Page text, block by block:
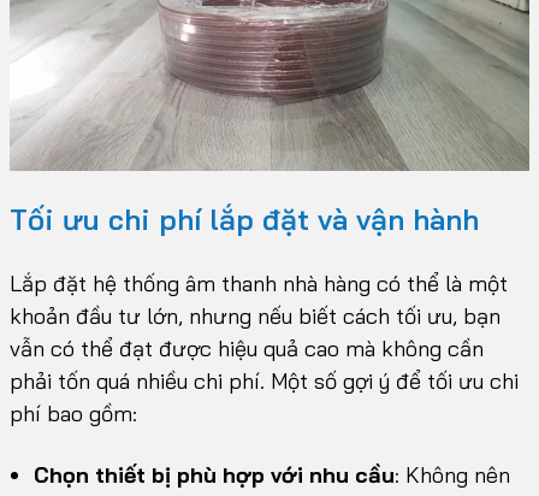
Tối ưu chi phí lắp đặt và vận hành
Lắp đặt hệ thống âm thanh nhà hàng có thể là một
khoản đầu tư lớn, nhưng nếu biết cách tối ưu, bạn
vẫn có thể đạt được hiệu quả cao mà không cần
phải tốn quá nhiều chi phí. Một số gợi ý để tối ưu chi
phí bao gồm:
Chọn thiết bị phù hợp với nhu cầu: Không nên